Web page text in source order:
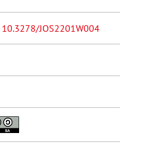
10.3278/JOS2201W004